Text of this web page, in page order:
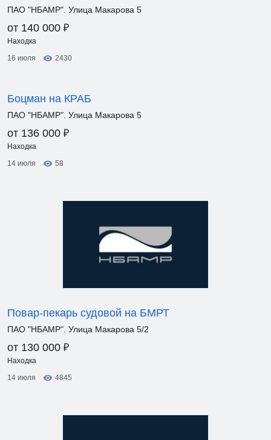
ПАО "НБАМР". Улица Макарова 5
от 140 000 ₽
Находка
16 июля
2430
Боцман на КРАБ
ПАО "НБАМР". Улица Макарова 5
от 136 000 ₽
Находка
14 июля
58
Повар-пекарь судовой на БМРТ
ПАО "НБАМР". Улица Макарова 5/2
от 130 000 ₽
Находка
14 июля
4845